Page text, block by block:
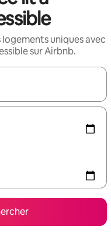
uniques avec
sur Airbnb.
parcourez-les en